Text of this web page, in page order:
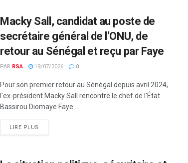
Macky Sall, candidat au poste de
secrétaire général de l’ONU, de
retour au Sénégal et reçu par Faye
PAR RSA 19/07/2026 0
Pour son premier retour au Sénégal depuis avril 2024,
l'ex-président Macky Sall rencontre le chef de l'État
Bassirou Diomaye Faye....
LIRE PLUS